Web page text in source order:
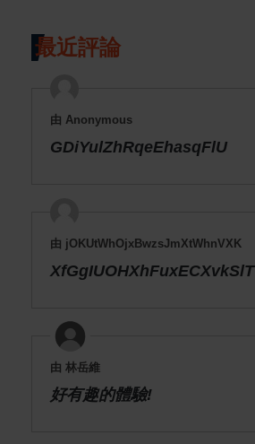
最近評論
由 Anonymous
GDiYulZhRqeEhasqFlU
由 jOKUtWhOjxBwzsJmXtWhnVXK
XfGgIUOHXhFuxECXvkSlT
由 林岳維
好有趣的體驗!